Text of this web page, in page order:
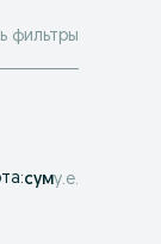
фильтры
:суму.е.